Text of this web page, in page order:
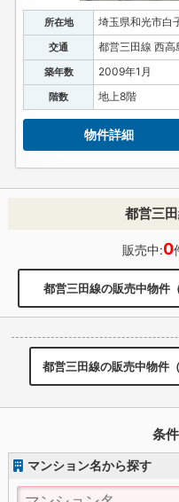
所在地 埼玉県和光市白
交通 都営三田線 西
築年数 2009年1月
階数 地上8階
物件詳細
都営三
販売中:0
都営三田線の販売中物件
都営三田線の販売中物件
条
マンション名から探す